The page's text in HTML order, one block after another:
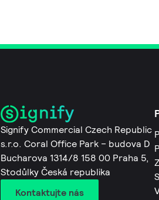
Signify Commercial Czech Republic
s.r.o. Coral Office Park – budova D
Bucharova 1314/8 158 00 Praha 5,
Stodůlky Česká republika
Kontaktujte nás